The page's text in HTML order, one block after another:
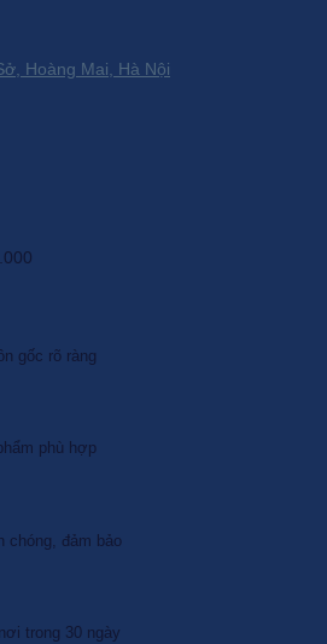
Hoàng Mai, Hà Nội
gốc rõ ràng
phù hợp
chóng, đảm bảo
trong 30 ngày